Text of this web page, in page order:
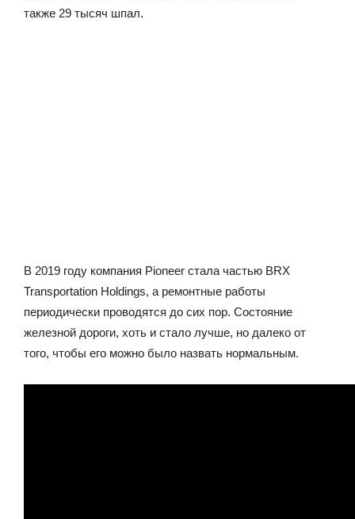
также 29 тысяч шпал.
В 2019 году компания Pioneer стала частью BRX
Transportation Holdings, а ремонтные работы
периодически проводятся до сих пор. Состояние
железной дороги, хоть и стало лучше, но далеко от
того, чтобы его можно было назвать нормальным.